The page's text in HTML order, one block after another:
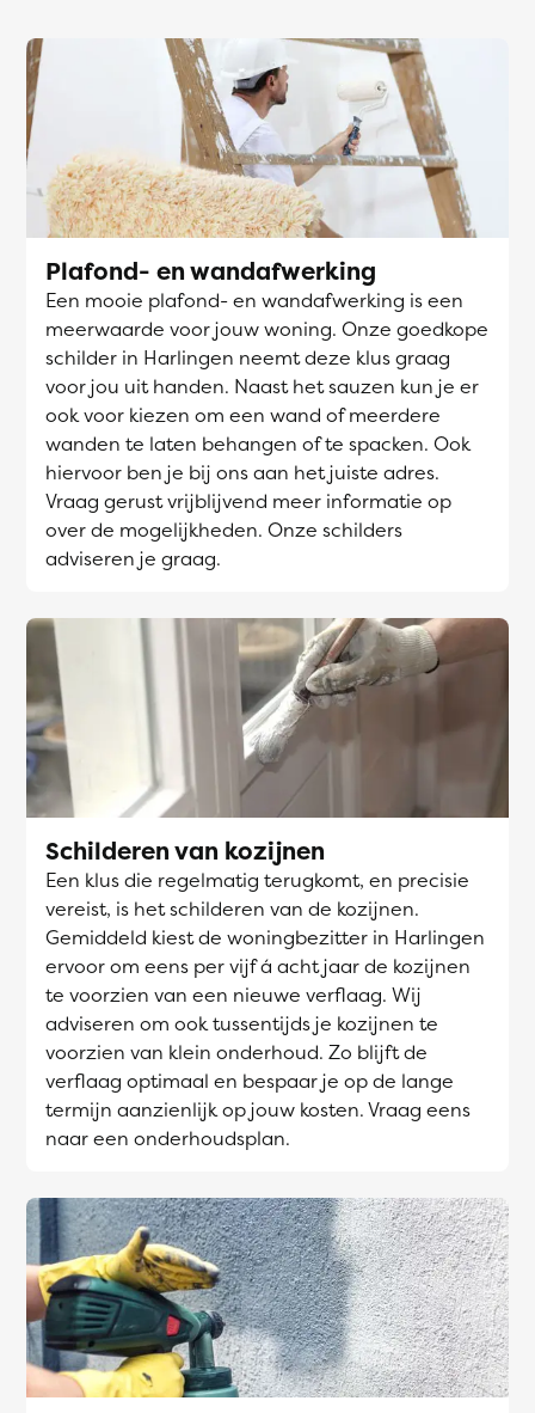
Plafond- en wandafwerking
Een mooie plafond- en wandafwerking is een
meerwaarde voor jouw woning. Onze goedkope
schilder in Harlingen neemt deze klus graag
voor jou uit handen. Naast het sauzen kun je er
ook voor kiezen om een wand of meerdere
wanden te laten behangen of te spacken. Ook
hiervoor ben je bij ons aan het juiste adres.
Vraag gerust vrijblijvend meer informatie op
over de mogelijkheden. Onze schilders
adviseren je graag.
Schilderen van kozijnen
Een klus die regelmatig terugkomt, en precisie
vereist, is het schilderen van de kozijnen.
Gemiddeld kiest de woningbezitter in Harlingen
ervoor om eens per vijf á acht jaar de kozijnen
te voorzien van een nieuwe verflaag. Wij
adviseren om ook tussentijds je kozijnen te
voorzien van klein onderhoud. Zo blijft de
verflaag optimaal en bespaar je op de lange
termijn aanzienlijk op jouw kosten. Vraag eens
naar een onderhoudsplan.